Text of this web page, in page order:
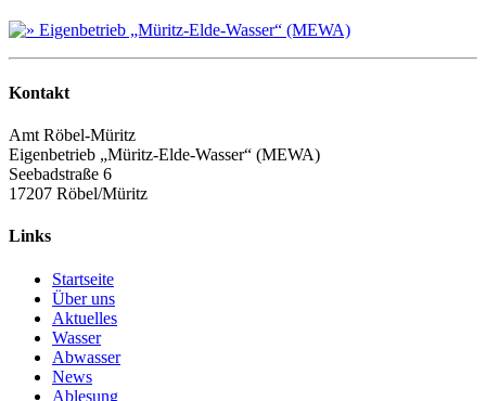
Kontakt
Amt Röbel-Müritz
Eigenbetrieb „Müritz-Elde-Wasser“ (MEWA)
Seebadstraße 6
17207 Röbel/Müritz
Links
Startseite
Über uns
Aktuelles
Wasser
Abwasser
News
Ablesung